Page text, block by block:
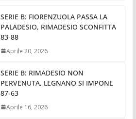
SERIE B: FIORENZUOLA PASSA LA
PALADESIO, RIMADESIO SCONFITTA
83-88
Aprile 20, 2026
SERIE B: RIMADESIO NON
PERVENUTA, LEGNANO SI IMPONE
87-63
Aprile 16, 2026